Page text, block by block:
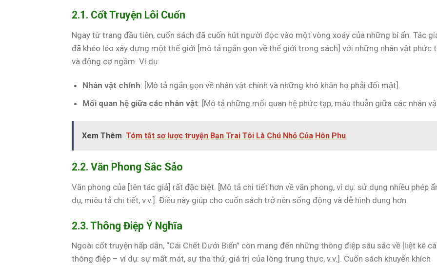
2.1. Cốt Truyện Lôi Cuốn
Ngay từ trang đầu tiên, cuốn sách đã cuốn hút người đọc vào một vòng xoáy của những bí ẩn. Tác
đã khéo léo xây dựng một thế giới [mô tả ngắn gọn về thế giới trong sách] với những nhân vật phức
và động cơ ngầm. Ví dụ:
Nhân vật chính: [Mô tả ngắn gọn về nhân vật chính và những khó khăn họ phải đối mặt].
Mối quan hệ giữa các nhân vật: [Mô tả những mối quan hệ phức tạp, mâu thuẫn giữa các nhân
Xem Thêm Tóm tắt sơ lược truyện Bạn Trai Tôi Là Chú Nhỏ Của Hôn Phu
2.2. Văn Phong Sắc Sảo
Văn phong của [tên tác giả] rất đặc biệt. [Mô tả chi tiết hơn về văn phong, ví dụ: sử dụng nhiều phép
dụ, miêu tả chi tiết, v.v.]. Điều này giúp cho cuốn sách trở nên sống động và dễ hình dung hơn.
2.3. Thông Điệp Ý Nghĩa
Ngoài cốt truyện hấp dẫn, “Cái Chết Dưới Biển” còn mang đến những thông điệp sâu sắc về [liệt kê
thông điệp – ví dụ: sự mất mát, sự tha thứ, giá trị của lòng trung thực, v.v.]. Cuốn sách khuyến khích